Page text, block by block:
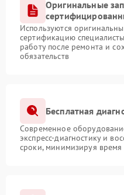
Оригинальные
Используются
сертификацию
работу после ремонта и
обязательств
Бесплатная
Современное
экспресс-диагностику и
сроки, минимизируя время